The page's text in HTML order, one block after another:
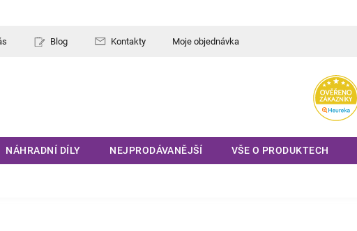
Blog Kontakty Moje objednávka
NÁHRADNÍ DÍLY NEJPRODÁVANĚJŠÍ VŠE O PRODUKTECH